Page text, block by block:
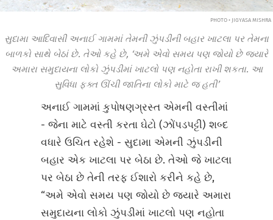
PHOTO • JIGYASA MISHRA
સુદામા આદિવાસી અનાઈ ગામમાં તેમની ઝુંપડીની બહાર ખાટલા પર તેમના
બાળકો સાથે બેઠાં છે. તેઓ કહે છે, ‘અમે એવો સમય પણ જોયો છે જ્યારે
અમારા સમુદાયના લોકો ઝુંપડીમાં ખાટલો પણ નહોતા રાખી શકતા. આ
સુવિધા ફક્ત ઊંચી જાતિના લોકો માટે જ હતી’
અનાઈ ગામમાં કુપોષણગ્રસ્ત એમની વસ્તીમાં
- જેના માટે વસ્તી કરતા ઘેટો (ઝોંપડપટ્ટી) શબ્દ
વધારે ઉચિત રહેશે - સુદામા એમની ઝુંપડીની
બહાર એક ખાટલા પર બેઠા છે. તેઓ જે ખાટલા
પર બેઠા છે તેની તરફ ઈશારો કરીને કહે છે,
“અમે એવો સમય પણ જોયો છે જ્યારે અમારા
સમુદાયના લોકો ઝુંપડીમાં ખાટલો પણ નહોતા